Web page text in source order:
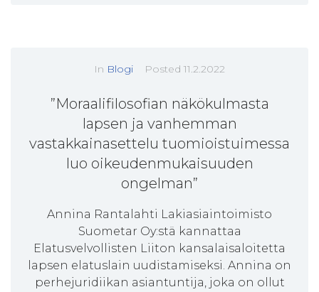
In Blogi Posted 11.2.2022
”Moraalifilosofian näkökulmasta
lapsen ja vanhemman
vastakkainasettelu tuomioistuimessa
luo oikeudenmukaisuuden
ongelman”
Annina Rantalahti Lakiasiaintoimisto
Suometar Oy:stä kannattaa
Elatusvelvollisten Liiton kansalaisaloitetta
lapsen elatuslain uudistamiseksi. Annina on
perhejuridiikan asiantuntija, joka on ollut